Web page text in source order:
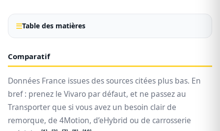
Table des matières
Comparatif
Données France issues des sources citées plus bas. En
bref : prenez le Vivaro par défaut, et ne passez au
Transporter que si vous avez un besoin clair de
remorque, de 4Motion, d’eHybrid ou de carrosserie